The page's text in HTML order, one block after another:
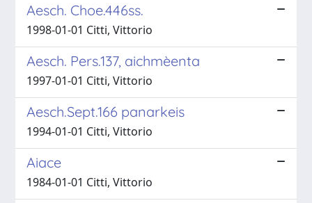
Aesch. Choe.446ss.
1998-01-01 Citti, Vittorio
Aesch. Pers.137, aichmèenta
1997-01-01 Citti, Vittorio
Aesch.Sept.166 panarkeis
1994-01-01 Citti, Vittorio
Aiace
1984-01-01 Citti, Vittorio